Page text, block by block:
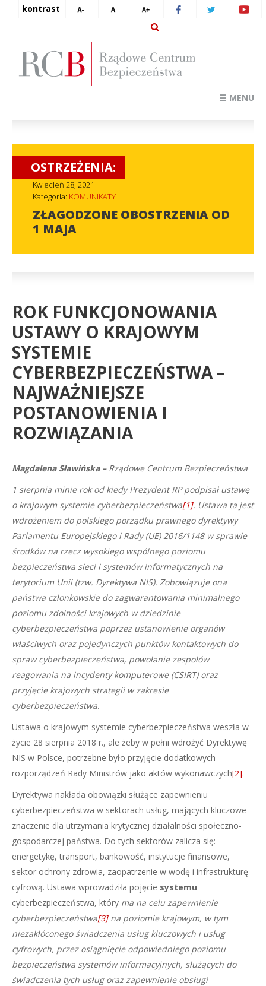
kontrast
☰ MENU
OSTRZEŻENIA:
Kwiecień 28, 2021
Kategoria: KOMUNIKATY
ZŁAGODZONE OBOSTRZENIA OD
1 MAJA
ROK FUNKCJONOWANIA
USTAWY O KRAJOWYM
SYSTEMIE
CYBERBEZPIECZEŃSTWA –
NAJWAŻNIEJSZE
POSTANOWIENIA I
ROZWIĄZANIA
Magdalena Sławińska – Rządowe Centrum Bezpieczeństwa
1 sierpnia minie rok od kiedy Prezydent RP podpisał ustawę
o krajowym systemie cyberbezpieczeństwa[1]. Ustawa ta jest
wdrożeniem do polskiego porządku prawnego dyrektywy
Parlamentu Europejskiego i Rady (UE) 2016/1148 w sprawie
środków na rzecz wysokiego wspólnego poziomu
bezpieczeństwa sieci i systemów informatycznych na
terytorium Unii (tzw. Dyrektywa NIS). Zobowiązuje ona
państwa członkowskie do zagwarantowania minimalnego
poziomu zdolności krajowych w dziedzinie
cyberbezpieczeństwa poprzez ustanowienie organów
właściwych oraz pojedynczych punktów kontaktowych do
spraw cyberbezpieczeństwa, powołanie zespołów
reagowania na incydenty komputerowe (CSIRT) oraz
przyjęcie krajowych strategii w zakresie
cyberbezpieczeństwa.
Ustawa o krajowym systemie cyberbezpieczeństwa weszła w
życie 28 sierpnia 2018 r., ale żeby w pełni wdrożyć Dyrektywę
NIS w Polsce, potrzebne było przyjęcie dodatkowych
rozporządzeń Rady Ministrów jako aktów wykonawczych[2].
Dyrektywa nakłada obowiązki służące zapewnieniu
cyberbezpieczeństwa w sektorach usług, mających kluczowe
znaczenie dla utrzymania krytycznej działalności społeczno-
gospodarczej państwa. Do tych sektorów zalicza się:
energetykę, transport, bankowość, instytucje finansowe,
sektor ochrony zdrowia, zaopatrzenie w wodę i infrastrukturę
cyfrową. Ustawa wprowadziła pojęcie systemu
cyberbezpieczeństwa, który ma na celu zapewnienie
cyberbezpieczeństwa[3]na poziomie krajowym, w tym
niezakłóconego świadczenia usług kluczowych i usług
cyfrowych, przez osiągnięcie odpowiedniego poziomu
bezpieczeństwa systemów informacyjnych, służących do
świadczenia tych usług oraz zapewnienie obsługi